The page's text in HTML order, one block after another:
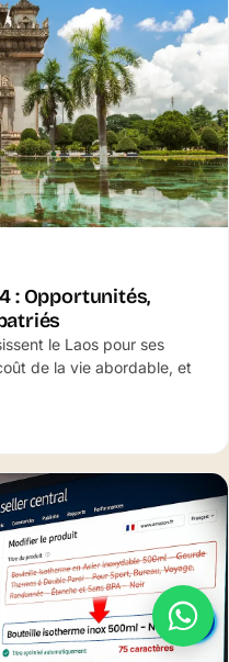
: Opportunités,
le Laos pour ses
de la vie abordable, et